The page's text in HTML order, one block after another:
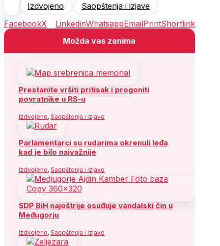
Izdvojeno
Saopštenja i izjave
FacebookX LinkedinWhatsappEmailPrintShortlink
Možda vas zanima
Prestanite vršiti pritisak i progoniti
povratnike u RS-u
Izdvojeno, Saopštenja i izjave
Parlamentarci su rudarima okrenuli leđa
kad je bilo najvažnije
Izdvojeno, Saopštenja i izjave
SDP BiH najoštrije osuđuje vandalski čin u
Međugorju
Izdvojeno, Saopštenja i izjave